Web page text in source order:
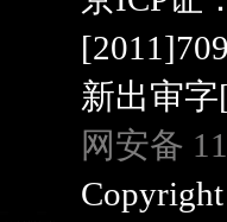
新出审
网安备